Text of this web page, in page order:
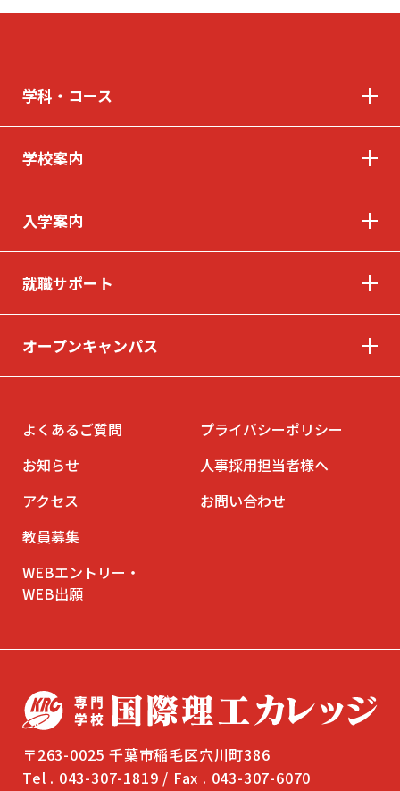
学科・コース
学校案内
入学案内
就職サポート
オープンキャンパス
よくあるご質問
お知らせ
アクセス
教員募集
WEBエントリー・
WEB出願
プライバシーポリシー
人事採用担当者様へ
お問い合わせ
〒263-0025 千葉市稲毛区穴川町386
Tel . 043-307-1819 / Fax . 043-307-6070